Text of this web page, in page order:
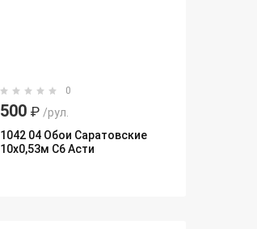
0
500 ₽ /рул.
1042 04 Обои Саратовские
10х0,53м С6 Асти